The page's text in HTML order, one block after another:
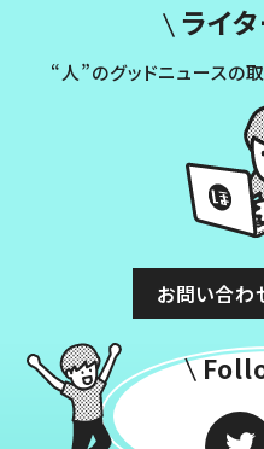
ライタ
“人”のグッドニュースの
お問い合わ